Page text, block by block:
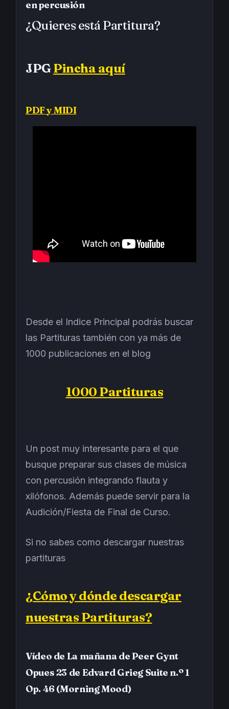
en percusión
¿Quieres está Partitura?
JPGPincha aquí
PDF y MIDI
Desde el Indice Principal podrás buscar
las Partituras también con ya más de
1000 publicaciones en el blog
1000 Partituras
Un post muy interesante para el que
busque preparar sus clases de música
con percusión integrando flauta y
xilófonos. Además puede servir para la
Audición/Fiesta de Final de Curso.
Si no sabes como descargar nuestras
partituras
¿Cómo y dónde descargar
nuestras Partituras?
Vídeo de La mañana de Peer Gynt
Opues 23 de Edvard Grieg Suite n.º 1
Op. 46 (Morning Mood)